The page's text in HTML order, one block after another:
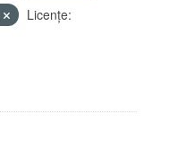
Licenţe: